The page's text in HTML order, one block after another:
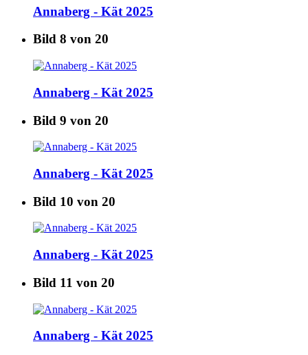
Annaberg - Kät 2025
Bild 8 von 20
Annaberg - Kät 2025
Bild 9 von 20
Annaberg - Kät 2025
Bild 10 von 20
Annaberg - Kät 2025
Bild 11 von 20
Annaberg - Kät 2025